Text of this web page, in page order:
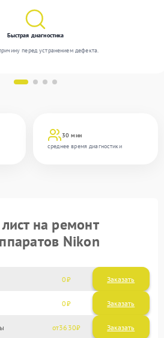
30 мин
среднее время диагностики
Быстрая диагностика
перед устранением дефекта.
на ремонт
Nikon
0 Заказать
0 Заказать
3630